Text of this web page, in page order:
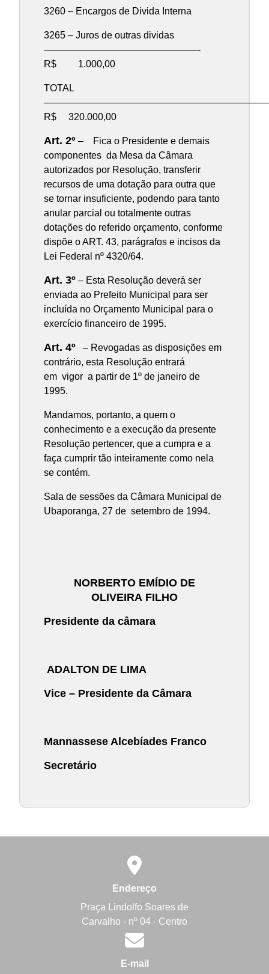
3260 – Encargos de Divida Interna
3265 – Juros de outras dividas
————————————————-
R$ 1.000,00
TOTAL
R$ 320.000,00
Art. 2º – Fica o Presidente e demais
componentes da Mesa da Câmara
autorizados por Resolução, transferir
recursos de uma dotação para outra que
se tornar insuficiente, podendo para tanto
anular parcial ou totalmente outras
dotações do referido orçamento, conforme
dispõe o ART. 43, parágrafos e incisos da
Lei Federal nº 4320/64.
Art. 3º – Esta Resolução deverá ser
enviada ao Prefeito Municipal para ser
incluída no Orçamento Municipal para o
exercício financeiro de 1995.
Art. 4º – Revogadas as disposições em
contrário, esta Resolução entrará
em vigor a partir de 1º de janeiro de
1995.
Mandamos, portanto, a quem o
conhecimento e a execução da presente
Resolução pertencer, que a cumpra e a
faça cumprir tão inteiramente como nela
se contém.
Sala de sessões da Câmara Municipal de
Ubaporanga, 27 de setembro de 1994.
NORBERTO EMÍDIO DE
OLIVEIRA FILHO
Presidente da câmara
ADALTON DE LIMA
Vice – Presidente da Câmara
Mannassese Alcebíades Franco
Secretário
Endereço
Praça Lindolfo Soares de
Carvalho - nº 04 - Centro
E-mail